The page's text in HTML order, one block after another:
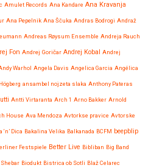
Amulet Records Ana Kandare Ana Kravanja
Ana Pepelnik Ana Ščuka Andras Bodrogi Andraž
Andreas Røysum Ensemble Andreja Rauch
Fon Andrej Goričar Andrej Kobal Andrej
Warhol Angela Davis Angelica Garcia Angélica
ansambel nojzeta slaka Anthony Pateras
Antti Virtaranta Arch 1 Arno Bakker Arnold
House Ava Mendoza Avtorkse pravice Avtorske
‘n’ Dica Bakalina Velika Balkanada BCFM beepblip
Festspiele Better Live Bibliban Big Band
Biodukt Bistrica ob Sotli Blaž Celarec